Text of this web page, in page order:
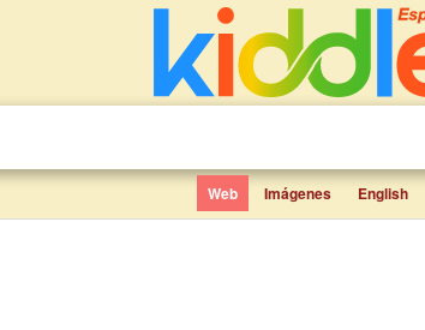
Web Imágenes English